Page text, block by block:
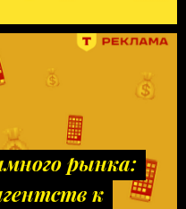
рынка:
к